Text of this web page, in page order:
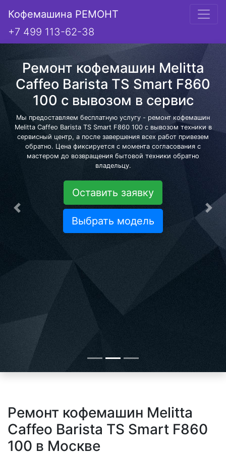
Кофемашина РЕМОНТ
+7 499 113-62-38
Ремонт кофемашин Melitta
Caffeo Barista TS Smart F860
100 с вывозом в сервис
Мы предоставляем бесплатную услугу - ремонт кофемашин
Melitta Caffeo Barista TS Smart F860 100 с вывозом техники в
сервисный центр, а после завершения всех работ привезем
обратно. Цена фиксируется с момента согласования с
мастером до возвращения бытовой техники обратно
владельцу.
Оставить заявку
Выбрать модель
Предыдущая
Ремонт кофемашин Melitta
Caffeo Barista TS Smart F860
100 в Москве